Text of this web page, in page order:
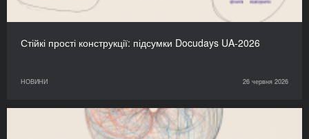
Стійкі прості конструкції: підсумки Docudays UA-2026
НОВИНИ 26 червня 2026